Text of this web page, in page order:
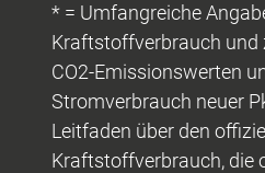
* = Umfangreiche
Kraftstoffverbrauch und
CO2-Emissionswerten
Stromverbrauch neuer
Leitfaden über den
Kraftstoffverbrauch, die